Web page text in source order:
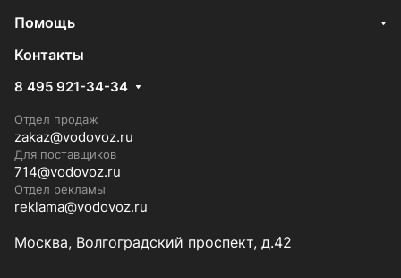
Помощь
Контакты
8 495 921-34-34
Отдел продаж
zakaz@vodovoz.ru
Для поставщиков
714@vodovoz.ru
Отдел рекламы
reklama@vodovoz.ru
Москва, Волгоградский проспект, д.42